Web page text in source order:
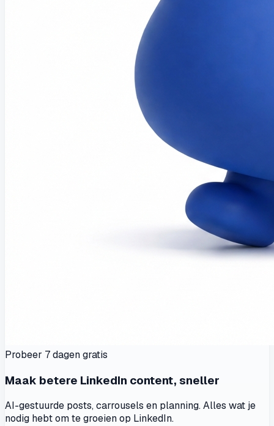
Probeer 7 dagen gratis
Maak betere LinkedIn content, sneller
AI-gestuurde posts, carrousels en planning. Alles wat je
nodig hebt om te groeien op LinkedIn.